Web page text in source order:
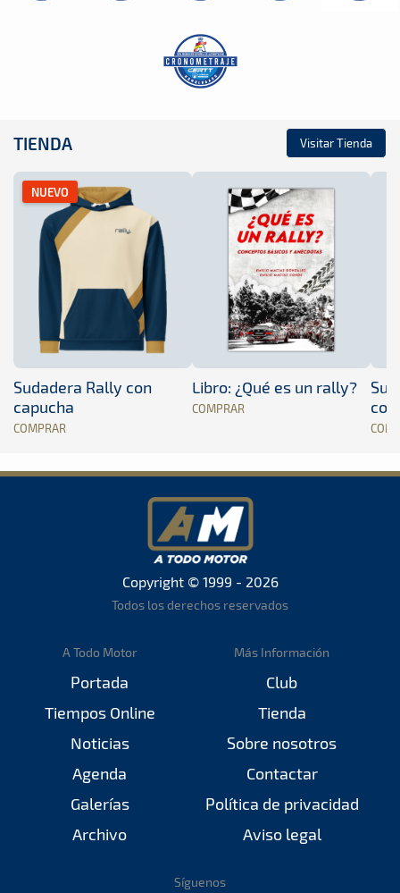
TIENDA Visitar Tienda
NUEVO
Sudadera Rally con
capucha
COMPRAR
Libro: ¿Qué es un rally?
COMPRAR
Copyright © 1999 - 2026
Todos los derechos reservados
A Todo Motor
Portada
Tiempos Online
Noticias
Agenda
Galerías
Archivo
Más Información
Club
Tienda
Sobre nosotros
Contactar
Política de privacidad
Aviso legal
Síguenos